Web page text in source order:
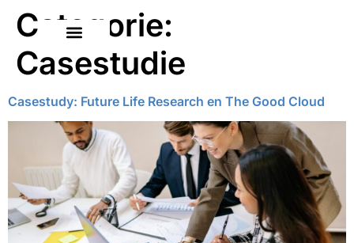
Categorie:
Casestudie
Casestudy: Future Life Research en The Good Cloud